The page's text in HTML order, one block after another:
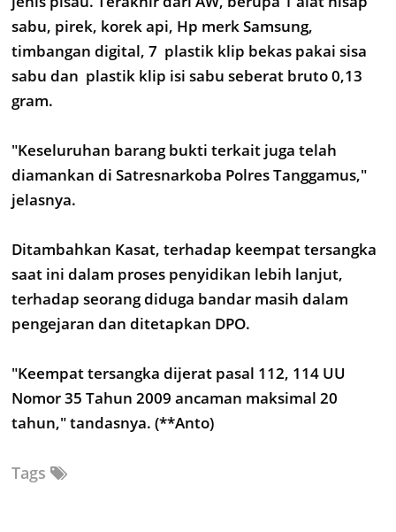
sabu, pirek, korek api, Hp merk Samsung,
timbangan digital, 7 plastik klip bekas pakai sisa
sabu dan plastik klip isi sabu seberat bruto 0,13
gram.
"Keseluruhan barang bukti terkait juga telah
diamankan di Satresnarkoba Polres Tanggamus,"
jelasnya.
Ditambahkan Kasat, terhadap keempat tersangka
saat ini dalam proses penyidikan lebih lanjut,
terhadap seorang diduga bandar masih dalam
pengejaran dan ditetapkan DPO.
"Keempat tersangka dijerat pasal 112, 114 UU
Nomor 35 Tahun 2009 ancaman maksimal 20
tahun," tandasnya. (**Anto)
Tags